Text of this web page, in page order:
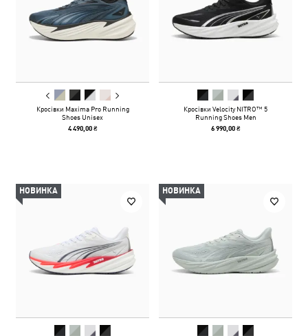
Кросівки Maxima Pro Running
Shoes Unisex
4 490,00 ₴
Кросівки Velocity NITRO™ 5
Running Shoes Men
6 990,00 ₴
НОВИНКА НОВИНКА